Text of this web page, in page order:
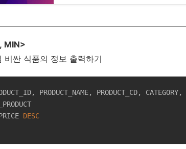
MIN>
비싼 식품의 정보 출력하기
DESC